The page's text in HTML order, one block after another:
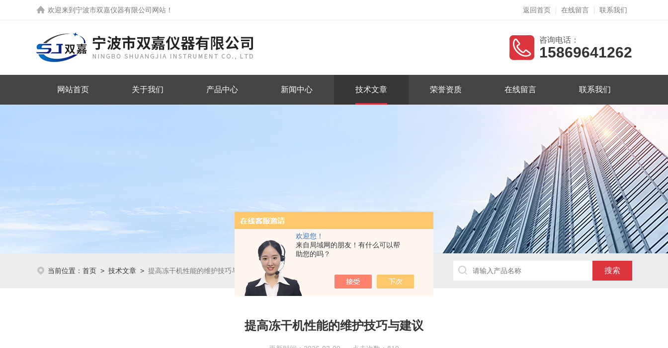
欢迎您！
来自局域网的朋友！有什么可以帮
助您的吗？
欢迎来到 宁波市双嘉仪器有限公司网站 ！ 返回首页 在线留言 联系我们
咨询电话：
15869641262
网站首页 关于我们 产品中心 新闻中心 技术文章 荣誉资质 在线留言 联系我们
当前位置： 首页 > 技术文章 > 提高冻干机性能的维护技巧与建议
提高冻干机性能的维护技巧与建议